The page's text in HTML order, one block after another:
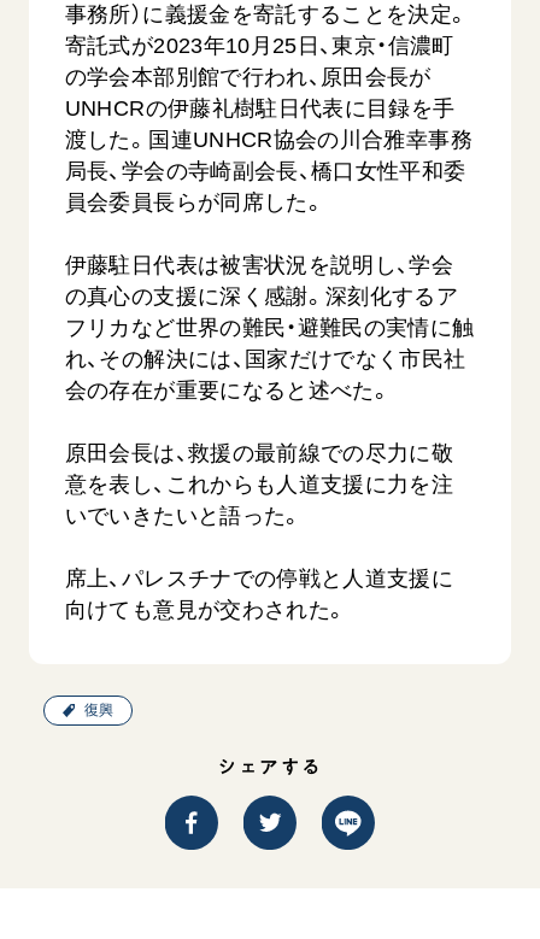
SOKA PICKS すべて見る
【被爆証言】「原爆の子」として生きた80年
2026.08.06
SDGs 平和
事務所）に義援金を寄託することを決定。
寄託式が2023年10月25日、東京・信濃町
の学会本部別館で行われ、原田会長が
UNHCRの伊藤礼樹駐日代表に目録を手
渡した。国連UNHCR協会の川合雅幸事務
局長、学会の寺崎副会長、橋口女性平和委
員会委員長らが同席した。
伊藤駐日代表は被害状況を説明し、学会
の真心の支援に深く感謝。深刻化するア
フリカなど世界の難民・避難民の実情に触
れ、その解決には、国家だけでなく市民社
会の存在が重要になると述べた。
原田会長は、救援の最前線での尽力に敬
意を表し、これからも人道支援に力を注
いでいきたいと語った。
席上、パレスチナでの停戦と人道支援に
向けても意見が交わされた。
復興
シェアする